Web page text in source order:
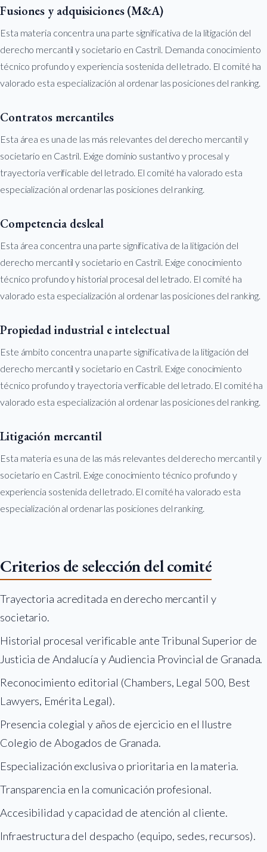
Fusiones y adquisiciones (M&A)
Esta materia concentra una parte significativa de la litigación del
derecho mercantil y societario en Castril. Demanda conocimiento
técnico profundo y experiencia sostenida del letrado. El comité ha
valorado esta especialización al ordenar las posiciones del ranking.
Contratos mercantiles
Esta área es una de las más relevantes del derecho mercantil y
societario en Castril. Exige dominio sustantivo y procesal y
trayectoria verificable del letrado. El comité ha valorado esta
especialización al ordenar las posiciones del ranking.
Competencia desleal
Esta área concentra una parte significativa de la litigación del
derecho mercantil y societario en Castril. Exige conocimiento
técnico profundo y historial procesal del letrado. El comité ha
valorado esta especialización al ordenar las posiciones del ranking.
Propiedad industrial e intelectual
Este ámbito concentra una parte significativa de la litigación del
derecho mercantil y societario en Castril. Exige conocimiento
técnico profundo y trayectoria verificable del letrado. El comité ha
valorado esta especialización al ordenar las posiciones del ranking.
Litigación mercantil
Esta materia es una de las más relevantes del derecho mercantil y
societario en Castril. Exige conocimiento técnico profundo y
experiencia sostenida del letrado. El comité ha valorado esta
especialización al ordenar las posiciones del ranking.
Criterios de selección del comité
Trayectoria acreditada en derecho mercantil y
societario.
Historial procesal verificable ante Tribunal Superior de
Justicia de Andalucía y Audiencia Provincial de Granada.
Reconocimiento editorial (Chambers, Legal 500, Best
Lawyers, Emérita Legal).
Presencia colegial y años de ejercicio en el Ilustre
Colegio de Abogados de Granada.
Especialización exclusiva o prioritaria en la materia.
Transparencia en la comunicación profesional.
Accesibilidad y capacidad de atención al cliente.
Infraestructura del despacho (equipo, sedes, recursos).